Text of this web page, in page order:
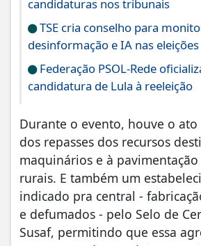
candidaturas nos tribunais
TSE cria conselho para
desinformação e IA nas eleições
Federação PSOL-Rede
candidatura de Lula à reeleição
Durante o evento, houve o ato
dos repasses dos recursos
maquinários e à pavimentação
rurais. E também um
indicado pra central -
e defumados - pelo Selo de
Susaf, permitindo que essa